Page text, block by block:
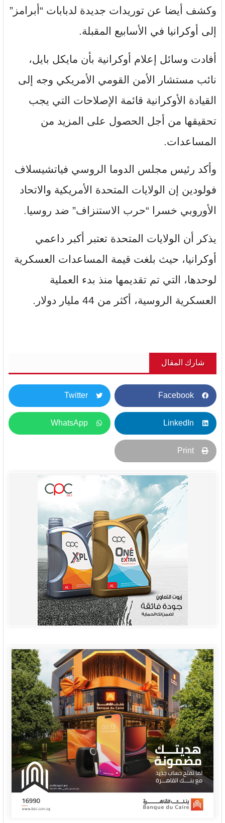
وكشف أيضا عن توريدات جديدة لدبابات “أبرامز”
إلى أوكرانيا في الأسابيع المقبلة.
أفادت وسائل إعلام أوكرانية بأن مايكل بايل،
نائب مستشار الأمن القومي الأمريكي وجه إلى
القيادة الأوكرانية قائمة الإصلاحات التي يجب
تحقيقها من أجل الحصول على المزيد من
المساعدات.
وأكد رئيس مجلس الدوما الروسي فياتشيسلاف
فولودين إن الولايات المتحدة الأمريكية والاتحاد
الأوروبي خسرا “حرب الاستنزاف” ضد روسيا.
يذكر أن الولايات المتحدة تعتبر أكبر داعمي
أوكرانيا، حيث بلغت قيمة المساعدات العسكرية
لوحدها، التي تم تقديمها منذ بدء العملية
العسكرية الروسية، أكثر من 44 مليار دولار.
شارك المقال
Facebook
Twitter
LinkedIn
WhatsApp
Print